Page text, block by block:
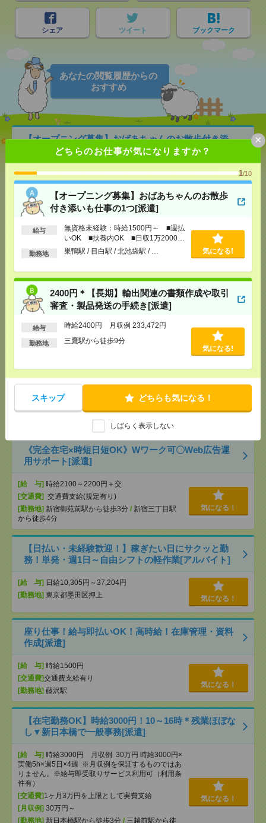
どちらのお仕事が気になりますか？
1/10
【オープニング募集】おばあちゃんのお散歩
付き添いも仕事の1つ[派遣]
給与
無資格未経験：時給1500円～ ■週払
いOK ■扶養内OK ■日収1万2000円
以上
勤務地 巣鴨駅 / 目白駅 / 北池袋駅 / … 気になる!
2400円＊【長期】輸出関連の書類作成や取引
審査・製品発送の手続き[派遣]
給与 時給2400円 月収例 233,472円
勤務地
三鷹駅から徒歩9分
気になる!
スキップ どちらも気になる！
しばらく表示しない
×
シェア ツイート ブックマーク
あなたの閲覧履歴からの
おすすめ
【オープニング募集】おばあちゃんのお散歩付き添
いも仕事の1つ[派遣]
[給 与]無資格未経験：時給1500円～ ■週払い
OK ■扶養内OK ■日収1万2000円以上
[交通費]
交通費全額支給
[勤務地]
巣鴨駅/目白駅/北池袋駅/…
気になる！
2400円＊【長期】輸出関連の書類作成や取引審査・
製品発送の手続き[派遣]
[給 与]時給2400円 月収例 233,472円
[交通費]全額支給
[月収例]
20～25万円
[勤務地] 三鷹駅から徒歩9分
気になる！
【三菱総合研究所】【週2～3日在宅】時給2000円！
国会議事堂前駅すぐ！事務[派遣]
[月収例]30万円～
[勤務地]国会議事堂前駅から徒歩5分/溜池山王駅
気になる！
《完全在宅×時短日短OK》Wワーク可〇Web広告運
用サポート[派遣]
[給 与] 時給2100～2200円＋交
[交通費] 交通費支給(規定有り)
[勤務地] 新宿御苑前駅から徒歩3分 / 新宿三丁目駅
から徒歩4分
気になる！
【日払い・未経験歓迎！】稼ぎたい日にサクッと勤
務！単発・週1日～自由シフトの軽作業[アルバイト]
[給 与] 日給10,305円～37,204円
[勤務地] 東京都墨田区押上 気になる！
座り仕事！給与即払いOK！高時給！在庫管理・資料
作成[派遣]
[給 与] 時給1500円
[交通費]交通費支給有り
[勤務地] 藤沢駅
気になる！
【在宅勤務OK】時給3000円！10～16時＊残業ほぼな
し▼新日本橋で一般事務[派遣]
[給 与] 時給3000円 月収例 30万円 時給3000円×
実働5h×週5日×4週 ※月収例を保証するものではあ
りません。※給与即受取りサービス利用可（利用条
件有）
[交通費] 1ヶ月3万円を上限として実費支給
[月収例] 30万円～
[勤務地] 新日本橋駅から徒歩3分 / 三越前駅から徒
気になる！